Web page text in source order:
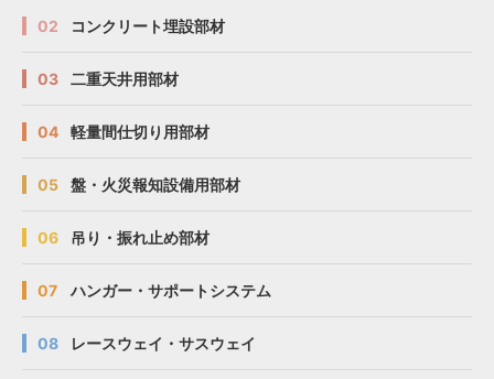
02 コンクリート埋設部材
03 二重天井用部材
04 軽量間仕切り用部材
05 盤・火災報知設備用部材
06 吊り・振れ止め部材
07 ハンガー・サポートシステム
08 レースウェイ・サスウェイ